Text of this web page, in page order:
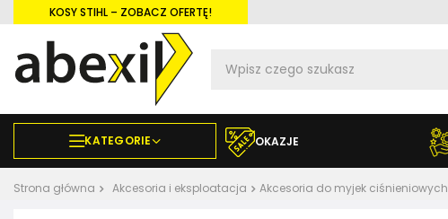
KOSY STIHL – ZOBACZ OFERTĘ!
KATEGORIE OKAZJE
Strona główna Akcesoria i eksploatacja Akcesoria do myjek ciśnieniowych